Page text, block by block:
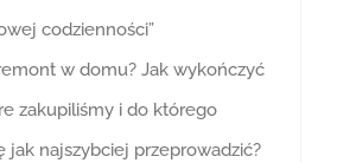
codzienności”
w domu? Jak wykończyć
zakupiliśmy i do którego
jak najszybciej przeprowadzić?